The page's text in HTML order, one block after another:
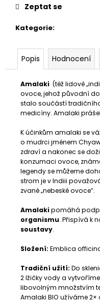
Kategorie:
Zeptat se
Popis Hodnocení
Amalaki (též lidově
ovoce, jehož původní
stalo součástí
medicíny. Amalaki
K účinkům amalaki se
o mudrci jménem
zdraví a nakonec se
konzumaci ovoce,
legendy se můžeme
strom je v Indiii
zvané „nebeské ovoce”.
Amalakipomáhá
organismu. Přispívá k
soustavy.
Složení: Emblica
Tradiční užití: Do
2 lžičky vody a
libovolným množstvím
Amalaki BIO užíváme 2×